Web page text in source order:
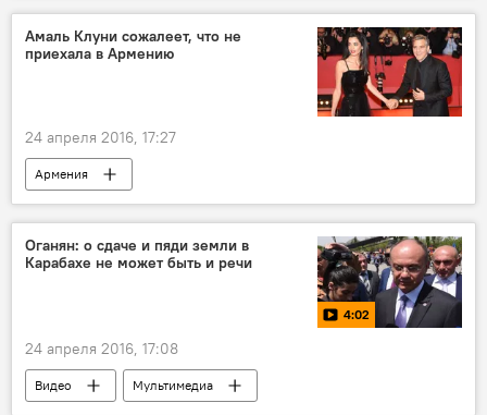
Амаль Клуни сожалеет, что не
приехала в Армению
24 апреля 2016, 17:27
Армения
Оганян: о сдаче и пяди земли в
Карабахе не может быть и речи
4:02
24 апреля 2016, 17:08
Видео Мультимедиа